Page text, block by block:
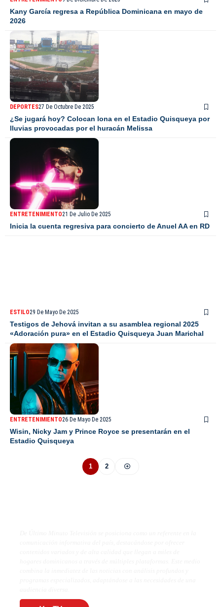
Kany García regresa a República Dominicana en mayo de
2026
DEPORTES27 De Octubre De 2025
¿Se jugará hoy? Colocan lona en el Estadio Quisqueya por
lluvias provocadas por el huracán Melissa
ENTRETENIMIENTO21 De Julio De 2025
Inicia la cuenta regresiva para concierto de Anuel AA en RD
ESTILO29 De Mayo De 2025
Testigos de Jehová invitan a su asamblea regional 2025
«Adoración pura» en el Estadio Quisqueya Juan Marichal
ENTRETENIMIENTO26 De Mayo De 2025
Wisin, Nicky Jam y Prince Royce se presentarán en el
Estadio Quisqueya
1 2